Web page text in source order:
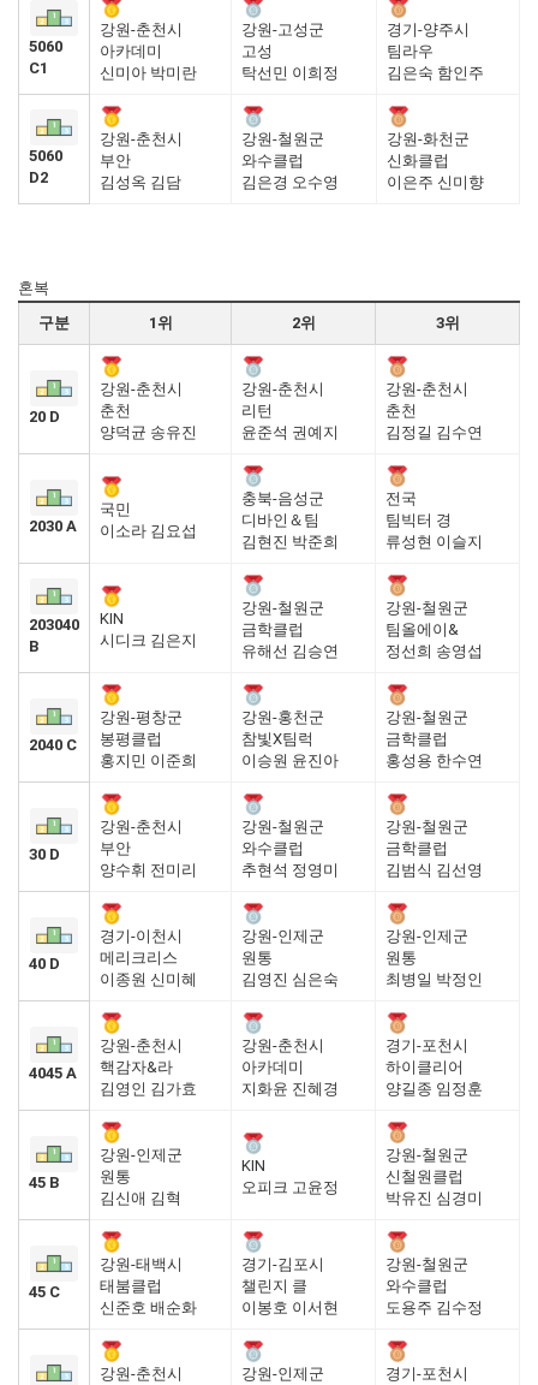
5060
C1
강원-춘천시
아카데미
신미아 박미란
강원-고성군
고성
탁선민 이희정
경기-양주시
팀라우
김은숙 함인주
5060
D2
강원-춘천시
부안
김성옥 김담
강원-철원군
와수클럽
김은경 오수영
강원-화천군
신화클럽
이은주 신미향
혼복
구분
1위 2위 3위
20 D
강원-춘천시
춘천
양덕균 송유진
강원-춘천시
리턴
윤준석 권예지
강원-춘천시
춘천
김정길 김수연
2030 A
국민
이소라 김요섭
충북-음성군
디바인＆팀
김현진 박준희
전국
팀빅터 경
류성현 이슬지
203040
B
KIN
시디크 김은지
강원-철원군
금학클럽
유해선 김승연
강원-철원군
팀올에이&
정선희 송영섭
2040 C
강원-평창군
봉평클럽
홍지민 이준희
강원-홍천군
참빛X팀럭
이승원 윤진아
강원-철원군
금학클럽
홍성용 한수연
30 D
강원-춘천시
부안
양수휘 전미리
강원-철원군
와수클럽
추현석 정영미
강원-철원군
금학클럽
김범식 김선영
40 D
경기-이천시
메리크리스
이종원 신미혜
강원-인제군
원통
김영진 심은숙
강원-인제군
원통
최병일 박정인
4045 A
강원-춘천시
핵감자&라
김영인 김가효
강원-춘천시
아카데미
지화윤 진혜경
경기-포천시
하이클리어
양길종 임정훈
45 B
강원-인제군
원통
김신애 김혁
KIN
오피크 고윤정
강원-철원군
신철원클럽
박유진 심경미
45 C
강원-태백시
태붐클럽
신준호 배순화
경기-김포시
챌린지 클
이봉호 이서현
강원-철원군
와수클럽
도용주 김수정
강원-춘천시
강원-인제군
경기-포천시